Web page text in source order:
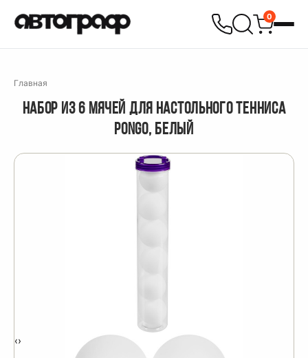
0
Главная
НАБОР ИЗ 6 МЯЧЕЙ ДЛЯ НАСТОЛЬНОГО ТЕННИСА
PONGO, БЕЛЫЙ
‹›